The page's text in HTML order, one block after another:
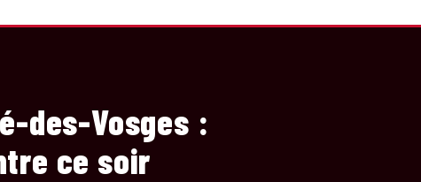
des-Vosges :
ce soir